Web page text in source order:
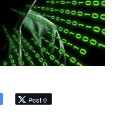
Post 0